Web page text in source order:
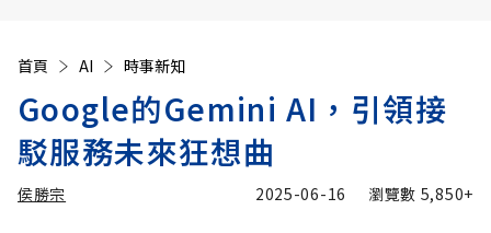
首頁 AI 時事新知
Google的Gemini AI，引領接
駁服務未來狂想曲
侯勝宗 2025-06-16 瀏覽數 5,850+